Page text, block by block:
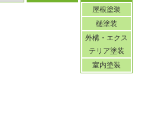
屋根塗装
樋塗装
外構・エクス
テリア塗装
室内塗装